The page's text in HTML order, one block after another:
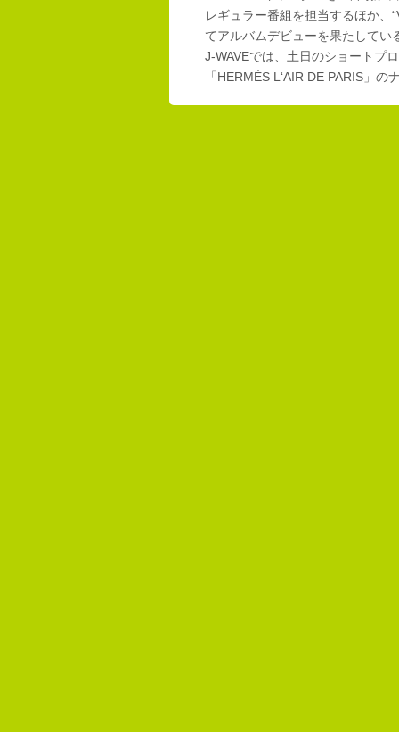
レギュラー番組を担当するほか、
てアルバムデビューを果たしてい
J-WAVEでは、土日のショートプ
「HERMÈS L‘AIR DE PARIS」